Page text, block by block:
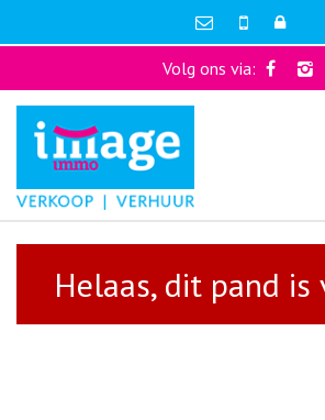
Volg ons via:
Helaas, dit pand is